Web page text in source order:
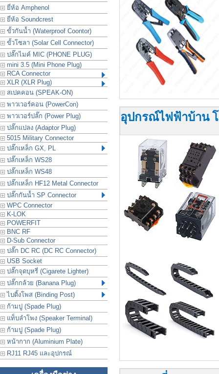
ยี่ห้อ Amphenol
ยี่ห้อ Soundcrest
ขั้วกันน้ำ (Waterproof Coontor)
ขั้วโซลา (Solar Cell Connector)
ปลั๊กไมค์ MIC (PHONE PLUG)
mini 3.5 (Mini Phone Plug)
RCA Connector
XLR (XLR Plug)
สเปคคอน (SPEAK-ON)
พาวเวอร์คอน (PowerCon)
พาวเวอร์ปลั๊ก (Power Plug)
ปลั๊กแปลง (Adaptor Plug)
5015 Military Connector
ปลั๊กเหล็ก GX, PL
ปลั๊กเหล็ก WS28
ปลั๊กเหล็ก WS48
ปลั๊กเหล็ก HF12 Metal Connector
ปลั๊กกันน้ำ SP Connector
WPC Connector
K-LOK
POWERFIT
BNC RF
D-Sub Connector
ปลั๊ก DC RC (DC RC Connector)
USB Socket
ปลั๊กจุดบุหรี่ (Cigarete Lighter)
ปลั๊กกล้วย (Banana Plug)
ไบดิ้งโพส (Binding Post)
ก้ามปู (Spade Plug)
แท็บลำโพง (Speaker Terminal)
ก้ามปู (Spade Plug)
หน้ากาก (Aluminium Plate)
RJ11 RJ45 และอุปกรณ์
อุปกรณ์ไฟฟ้าบ้าน โ